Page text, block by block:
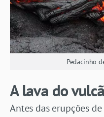
Pedacinho
A lava do
Antes das erupções